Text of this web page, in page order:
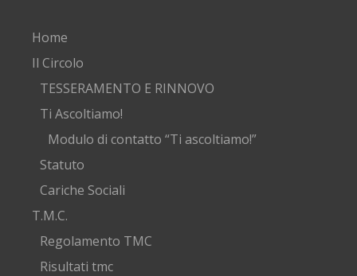
Home
Il Circolo
TESSERAMENTO E RINNOVO
Ti Ascoltiamo!
Modulo di contatto “Ti ascoltiamo!”
Statuto
Cariche Sociali
T.M.C.
Regolamento TMC
Risultati tmc